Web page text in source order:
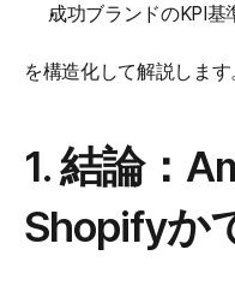
成功ブランドのKPI基
を構造化して解説します
1. 結論：
Shopifyか